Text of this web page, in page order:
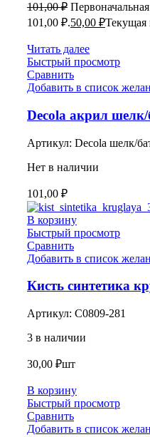
101,00₽
101,00 ₽.50,00 ₽Текущая
Читать далее
Быстрый просмотр
Сравнить
Добавить в список
Decola акрил
Артикул: Decola шелк/
Нет в наличии
101,00 ₽
В корзину
Быстрый просмотр
Сравнить
Добавить в список
Кисть синтетика
Артикул: С0809-281
3 в наличии
30,00 ₽шт
В корзину
Быстрый просмотр
Сравнить
Добавить в список